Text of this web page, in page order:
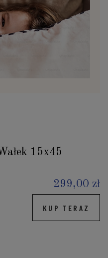
15x45
299,00 zł
KUP TERAZ